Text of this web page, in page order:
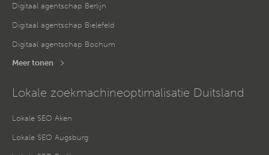
Digitaal agentschap Berlijn
Digitaal agentschap Bielefeld
Digitaal agentschap Bochum
Meer tonen
Lokale zoekmachineoptimalisatie Duitsland
Lokale SEO Aken
Lokale SEO Augsburg